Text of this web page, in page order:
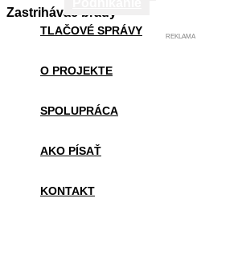
TLAČOVÉ SPRÁVY
O PROJEKTE
SPOLUPRÁCA
AKO PÍSAŤ
KONTAKT
Zastrihávač brady
REKLAMA